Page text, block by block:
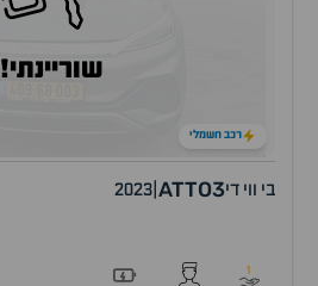
שוריינתי!
רכב חשמלי
בי ווי דיATTO3
2023
1